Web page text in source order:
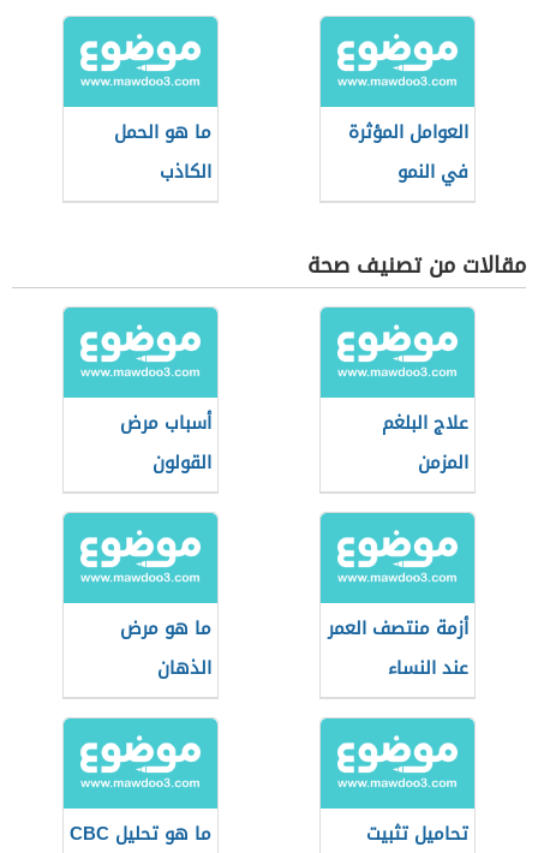
العوامل المؤثرة
في النمو
ما هو الحمل
الكاذب
مقالات من تصنيف صحة
علاج البلغم
المزمن
أسباب مرض
القولون
أزمة منتصف العمر
عند النساء
ما هو مرض
الذهان
تحاميل تثبيت
ما هو تحليل CBC